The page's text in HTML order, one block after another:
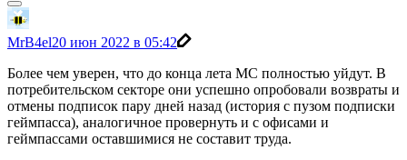
MrB4el20 июн 2022 в 05:42
Более чем уверен, что до конца лета МС полностью уйдут. В
потребительском секторе они успешно опробовали возвраты и
отмены подписок пару дней назад (история с пузом подписки
геймпасса), аналогичное провернуть и с офисами и
геймпассами оставшимися не составит труда.